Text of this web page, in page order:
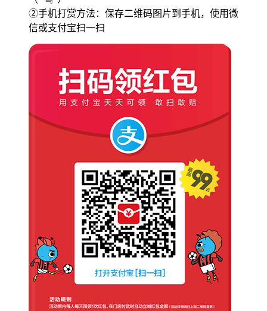
②手机打赏方法：保存二维码图片到手机，使用微
信或支付宝扫一扫